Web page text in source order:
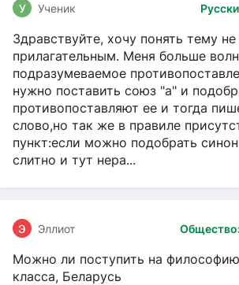
У Ученик
Здравствуйте, хочу понять тему не
прилагательным. Меня больше
подразумеваемое
нужно поставить союз "а" и
противопоставляют ее и тогда
слово,но так же в правиле
пункт:если можно подобрать
слитно и тут нера...
Э Эллиот
Можно ли поступить на
класса, Беларусь